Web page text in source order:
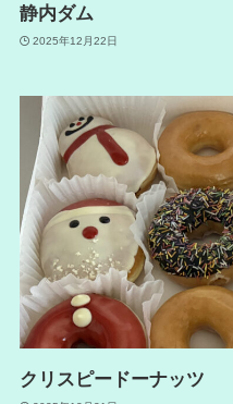
静内ダム
2025年12月22日
クリスピードーナッツ